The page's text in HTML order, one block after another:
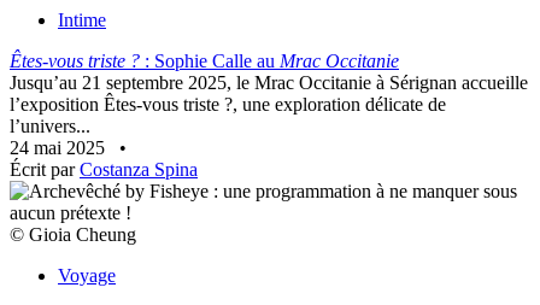
Intime
Êtes-vous triste ? : Sophie Calle au Mrac Occitanie
Jusqu’au 21 septembre 2025, le Mrac Occitanie à Sérignan accueille
l’exposition Êtes-vous triste ?, une exploration délicate de
l’univers...
24 mai 2025
•
Écrit parCostanza Spina
© Gioia Cheung
Voyage